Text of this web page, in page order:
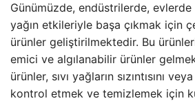
Günümüzde, endüstrilerde,
yağın etkileriyle başa çıkmak için
ürünler geliştirilmektedir. Bu
emici ve algılanabilir ürünler
ürünler, sıvı yağların sızıntısını
kontrol etmek ve temizlemek için